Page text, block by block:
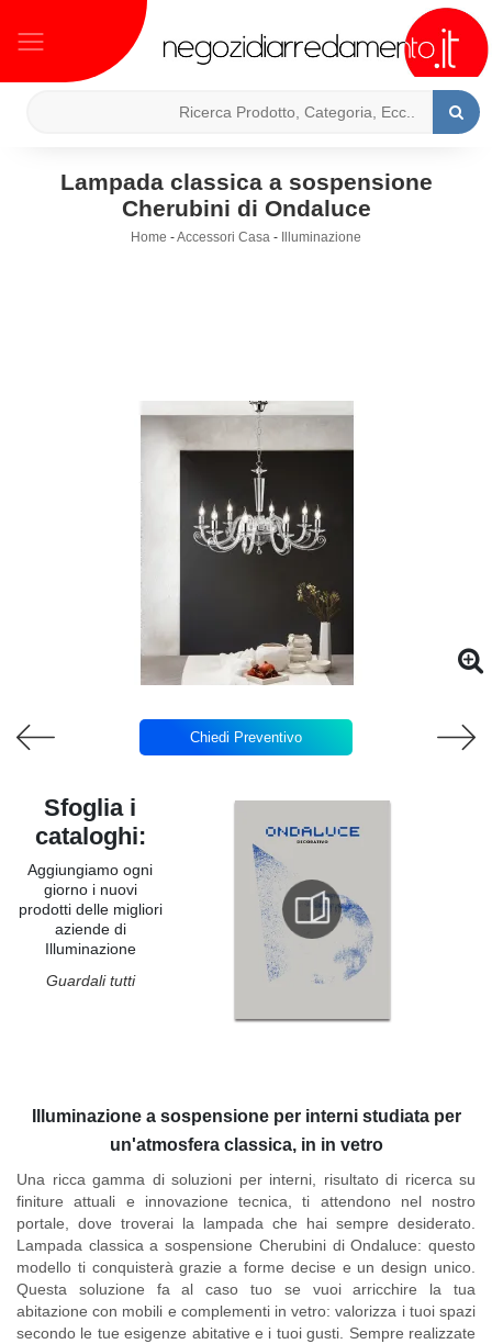
Lampada classica a sospensione
Cherubini di Ondaluce
Home -Accessori Casa - Illuminazione
Chiedi Preventivo
Illuminazione a sospensione per interni studiata per
un'atmosfera classica, in in vetro
Una ricca gamma di soluzioni per interni, risultato di ricerca su
finiture attuali e innovazione tecnica, ti attendono nel nostro
portale, dove troverai la lampada che hai sempre desiderato.
Lampada classica a sospensione Cherubini di Ondaluce: questo
modello ti conquisterà grazie a forme decise e un design unico.
Questa soluzione fa al caso tuo se vuoi arricchire la tua
abitazione con mobili e complementi in vetro: valorizza i tuoi spazi
secondo le tue esigenze abitative e i tuoi gusti. Sempre realizzate
Sfoglia i
cataloghi:
Aggiungiamo ogni
giorno i nuovi
prodotti delle migliori
aziende di
Illuminazione
Guardali tutti